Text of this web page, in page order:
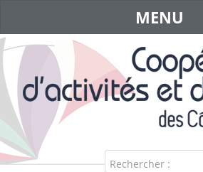
Rechercher :
MENU